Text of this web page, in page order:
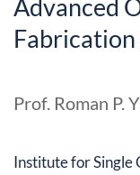
Advanced
Prof. Roman P.
Institute for Single